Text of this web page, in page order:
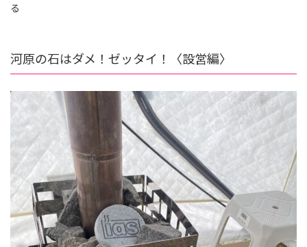
る
河原の石はダメ！ゼッタイ！〈設営編〉